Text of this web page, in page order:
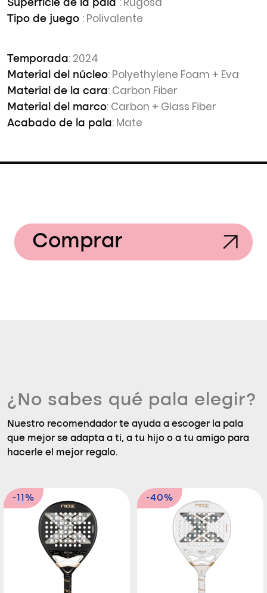
Superficie de la pala
Tipo de juego : Polivalente
Temporada: 2024
Material del núcleo: Polyethylene Foam + Eva
Material de la cara: Carbon Fiber
Material del marco: Carbon + Glass Fiber
Acabado de la pala: Mate
Comprar
¿No sabes qué pala elegir?
Nuestro recomendador te ayuda a escoger la pala
que mejor se adapta a ti, a tu hijo o a tu amigo para
hacerle el mejor regalo.
-11% -40%